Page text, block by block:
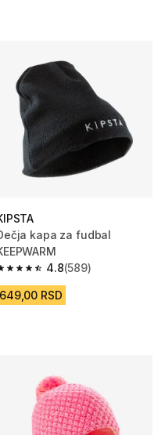
kapa za fudbal
4.8
od 5 zvezdica from 589
(589)
649,00 RSD